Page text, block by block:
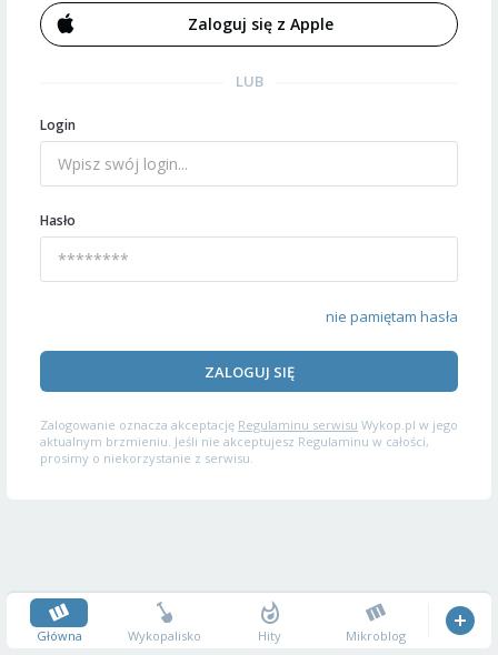
Zaloguj się z Apple
LUB
Login
Hasło
nie pamiętam hasła
ZALOGUJ SIĘ
Zalogowanie oznacza akceptację Regulaminu serwisu Wykop.pl w jego
aktualnym brzmieniu. Jeśli nie akceptujesz Regulaminu w całości,
prosimy o niekorzystanie z serwisu.
Główna Wykopalisko Hity Mikroblog